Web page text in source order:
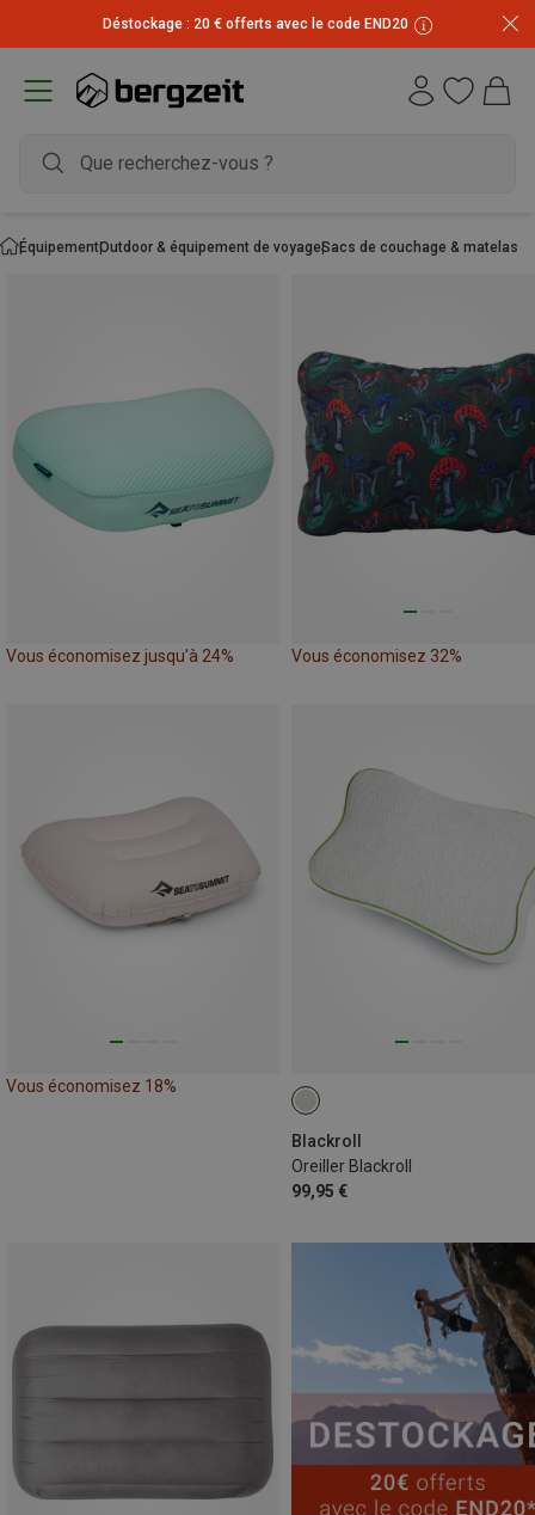
Inscrivez-vous à la newsletter et recevez 10 € !
ÉquipementOutdoor & équipement de voyageSacs de couchage & matelas
Vous économisez jusqu'à 24% Vous économisez 32%
Vous économisez 18%
Blackroll
Oreiller Blackroll
99,95 €